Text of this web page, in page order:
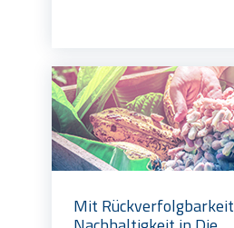
Mit Rückverfolgbarkeit